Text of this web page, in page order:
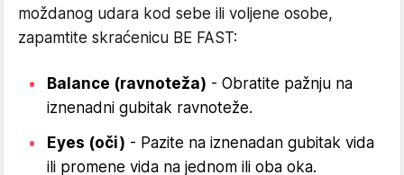
moždanog udara kod sebe ili voljene osobe,
zapamtite skraćenicu BE FAST:
Balance (ravnoteža) - Obratite pažnju na
iznenadni gubitak ravnoteže.
Eyes (oči) - Pazite na iznenadan gubitak vida
ili promene vida na jednom ili oba oka.